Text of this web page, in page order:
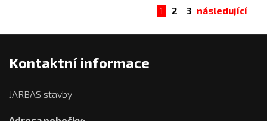
1 2 3 následující
Kontaktní informace
JARBAS stavby